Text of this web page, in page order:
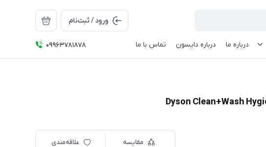
ورود / ثبت‌نام
درباره ما درباره دایسون تماس با ما 09963781878
Coming Soon
مقایسه علاقه‌مندی